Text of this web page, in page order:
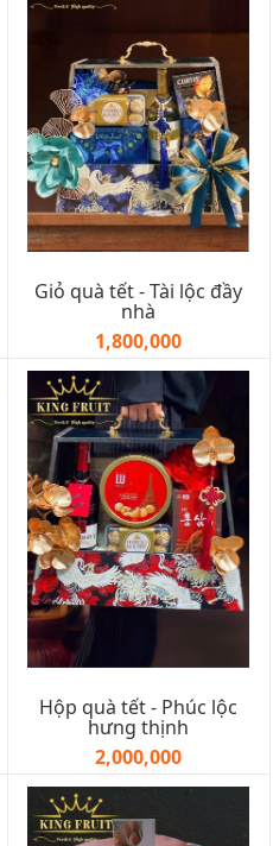
Giỏ quà tết - Tài lộc đầy
nhà
1,800,000
Hộp quà tết - Phúc lộc
hưng thịnh
2,000,000